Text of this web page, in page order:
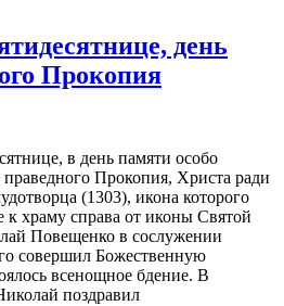
день
Прокопия
в день памяти особо
Прокопия, Христа ради
(1303), икона которого
к храму справа от иконы Святой
Повещенко в сослужении
совершил Божественную
всенощное бдение. В
поздравил